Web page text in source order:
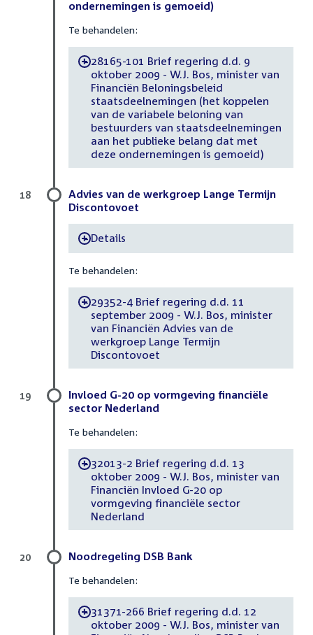
ondernemingen is gemoeid)
Te behandelen:
-28165-101 Brief regering d.d. 9
oktober 2009 - W.J. Bos, minister van
Financiën Beloningsbeleid
staatsdeelnemingen (het koppelen
van de variabele beloning van
bestuurders van staatsdeelnemingen
aan het publieke belang dat met
deze ondernemingen is gemoeid)
Advies van de werkgroep Lange Termijn
Discontovoet
-Details
Te behandelen:
-29352-4 Brief regering d.d. 11
september 2009 - W.J. Bos, minister
van Financiën Advies van de
werkgroep Lange Termijn
Discontovoet
18
Invloed G-20 op vormgeving financiële
sector Nederland
Te behandelen:
-32013-2 Brief regering d.d. 13
oktober 2009 - W.J. Bos, minister van
Financiën Invloed G-20 op
vormgeving financiële sector
Nederland
19
Noodregeling DSB Bank
Te behandelen:
-31371-266 Brief regering d.d. 12
oktober 2009 - W.J. Bos, minister van
20